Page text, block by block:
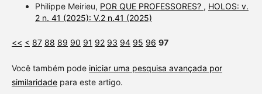
Philippe Meirieu, POR QUE PROFESSORES? , HOLOS: v.
2 n. 41 (2025): V.2 n.41 (2025)
<< < 87 88 89 90 91 92 93 94 95 96 97
Você também pode iniciar uma pesquisa avançada por
similaridadepara este artigo.